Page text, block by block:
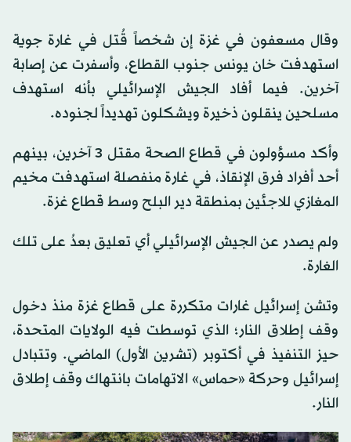
وقال مسعفون في غزة إن شخصاً قُتل في غارة جوية
استهدفت خان يونس جنوب القطاع، وأسفرت عن إصابة
آخرين. فيما أفاد الجيش الإسرائيلي بأنه استهدف
مسلحين ينقلون ذخيرة ويشكلون تهديداً لجنوده.
وأكد مسؤولون في قطاع الصحة مقتل 3 آخرين، بينهم
أحد أفراد فرق الإنقاذ، ‌في غارة منفصلة ‌استهدفت مخيم
المغازي للاجئين بمنطقة ​دير ‌البلح ⁠وسط قطاع ​غزة.
ولم يصدر عن الجيش الإسرائيلي أي تعليق بعدُ على تلك
الغارة.
وتشن إسرائيل غارات متكررة على قطاع غزة منذ دخول
وقف إطلاق النار؛ الذي توسطت فيه الولايات المتحدة،
حيز التنفيذ في أكتوبر (تشرين الأول) الماضي. وتتبادل
إسرائيل وحركة «حماس» الاتهامات بانتهاك وقف إطلاق
النار.